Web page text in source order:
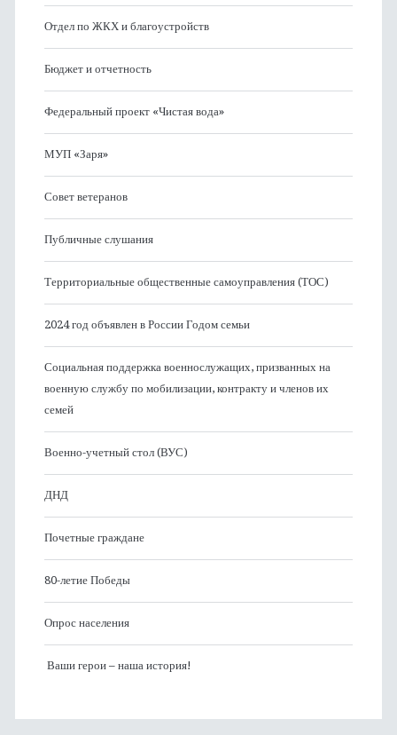
Отдел по ЖКХ и благоустройств
Бюджет и отчетность
Федеральный проект «Чистая вода»
МУП «Заря»
Совет ветеранов
Публичные слушания
Территориальные общественные самоуправления (ТОС)
2024 год объявлен в России Годом семьи
Социальная поддержка военнослужащих, призванных на
военную службу по мобилизации, контракту и членов их
семей
Военно-учетный стол (ВУС)
ДНД
Почетные граждане
80-летие Победы
Опрос населения
Ваши герои – наша история!